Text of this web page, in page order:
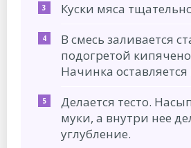
Куски мяса
В смесь заливается
подогретой
Начинка
Делается тесто.
муки, а внутри нее
углубление.